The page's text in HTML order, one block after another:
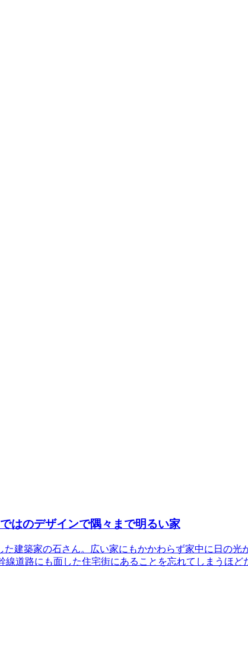
はのデザインで隅々まで明るい家
建築家の石さん。広い家にもかかわらず家中に日の
道路にも面した住宅街にあることを忘れてしまうほど